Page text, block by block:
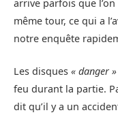
arrive parfois que
même tour, ce qui a
notre enquête
Les disques « danger »
feu durant la partie.
dit qu’il y a un